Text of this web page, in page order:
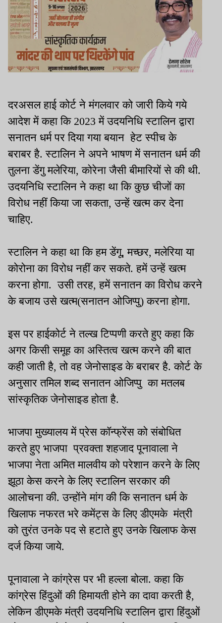
दरअसल हाई कोर्ट ने मंगलवार को जारी किये गये
आदेश में कहा कि 2023 में उदयनिधि स्टालिन द्वारा
सनातन धर्म पर दिया गया बयान हेट स्पीच के
बराबर है. स्टालिन ने अपने भाषण में सनातन धर्म की
तुलना डेंगु मलेरिया, कोरेना जैसी बीमारियों से की थी.
उदयनिधि स्टालिन ने कहा था कि कुछ चीजों का
विरोध नहीं किया जा सकता, उन्हें खत्म कर देना
चाहिए.
स्टालिन ने कहा था कि हम डेंगू, मच्छर, मलेरिया या
कोरोना का विरोध नहीं कर सकते. हमें उन्हें खत्म
करना होगा. उसी तरह, हमें सनातन का विरोध करने
के बजाय उसे खत्म(सनातन ओजिप्पु) करना होगा.
इस पर हाईकोर्ट ने तल्ख टिप्पणी करते हुए कहा कि
अगर किसी समूह का अस्तित्व खत्म करने की बात
कही जाती है, तो वह जेनोसाइड के बराबर है. कोर्ट के
अनुसार तमिल शब्द सनातन ओजिप्पु का मतलब
सांस्कृतिक जेनोसाइड होता है.
भाजपा मुख्यालय में प्रेस कॉन्फ्रेंस को संबोधित
करते हुए भाजपा प्रवक्ता शहजाद पूनावाला ने
भाजपा नेता अमित मालवीय को परेशान करने के लिए
झूठा केस करने के लिए स्टालिन सरकार की
आलोचना की. उन्होंने मांग की कि सनातन धर्म के
खिलाफ नफरत भरे कमेंट्स के लिए डीएमके मंत्री
को तुरंत उनके पद से हटाते हुए उनके खिलाफ केस
दर्ज किया जाये.
पूनावाला ने कांग्रेस पर भी हल्ला बोला. कहा कि
कांग्रेस हिंदुओं की हिमायती होने का दावा करती है,
लेकिन डीएमके मंत्री उदयनिधि स्टालिन द्वारा हिंदुओं